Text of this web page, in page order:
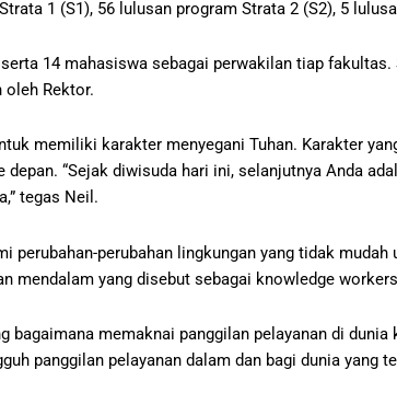
1 (S1), 56 lulusan program Strata 2 (S2), 5
14 mahasiswa sebagai perwakilan tiap
oleh Rektor.
memiliki karakter menyegani Tuhan. Karakter
“Sejak diwisuda hari ini, selanjutnya Anda
tegas Neil.
perubahan lingkungan yang tidak
mendalam yang disebut sebagai knowledge
memaknai panggilan pelayanan di
panggilan pelayanan dalam dan bagi dunia yang